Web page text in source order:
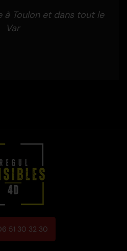
à Toulon et dans tout le
Var
51 30 32 30